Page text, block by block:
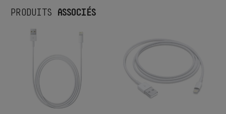
PRODUITS ASSOCIÉS